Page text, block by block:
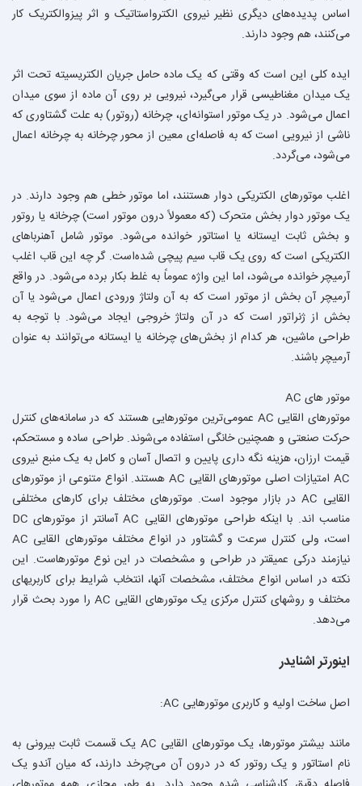
اساس پدیده‌های دیگری نظیر نیروی الکترواستاتیک و اثر پیزوالکتریک کار
می‌کنند، هم وجود دارند.
ایده کلی این است که وقتی که یک ماده حامل جریان الکتریسیته تحت اثر
یک میدان مغناطیسی قرار می‌گیرد، نیرویی بر روی آن ماده از سوی میدان
اعمال می‌شود. در یک موتور استوانه‌ای، چرخانه (روتور) به علت گشتاوری که
ناشی از نیرویی است که به فاصله‌ای معین از محور چرخانه به چرخانه اعمال
می‌شود، می‌گردد.
اغلب موتورهای الکتریکی دوار هستنند، اما موتور خطی هم وجود دارند. در
یک موتور دوار بخش متحرک (که معمولاً درون موتور است) چرخانه یا روتور
و بخش ثابت ایستانه یا استاتور خوانده می‌شود. موتور شامل آهنرباهای
الکتریکی است که روی یک قاب سیم پیچی شده‌است. گر چه این قاب اغلب
آرمیچر خوانده می‌شود، اما این واژه عموماً به غلط بکار برده می‌شود. در واقع
آرمیچر آن بخش از موتور است که به آن ولتاژ ورودی اعمال می‌شود یا آن
بخش از ژنراتور است که در آن ولتاژ خروجی ایجاد می‌شود. با توجه به
طراحی ماشین، هر کدام از بخش‌های چرخانه یا ایستانه می‌توانند به عنوان
آرمیچر باشند.
موتور هاى AC
موتورهای القایی AC عمومی‌ترین موتورهایی هستند که در سامانه‌های کنترل
حرکت صنعتی و همچنین خانگی استفاده می‌شوند. طراحی ساده و مستحکم،
قیمت ارزان، هزینه نگه داری پایین و اتصال آسان و کامل به یک منبع نیروی
AC امتیازات اصلی موتورهای القایی AC هستند. انواع متنوعی از موتورهای
القایی AC در بازار موجود است. موتورهای مختلف برای کارهای مختلفی
مناسب اند. با اینکه طراحی موتورهای القایی AC آسانتر از موتورهای DC
است، ولی کنترل سرعت و گشتاور در انواع مختلف موتورهای القایی AC
نیازمند درکی عمیقتر در طراحی و مشخصات در این نوع موتورهاست. این
نکته در اساس انواع مختلف، مشخصات آنها، انتخاب شرایط برای کاربریهای
مختلف و روشهای کنترل مرکزی یک موتورهای القایی AC را مورد بحث قرار
می‌دهد.
اینورتر اشنایدر
اصل ساخت اولیه و کاربری موتورهايى AC:
مانند بیشتر موتورها، یک موتورهای القایی AC یک قسمت ثابت بیرونی به
نام استاتور و یک روتور که در درون آن می‌چرخد دارند، که میان آندو یک